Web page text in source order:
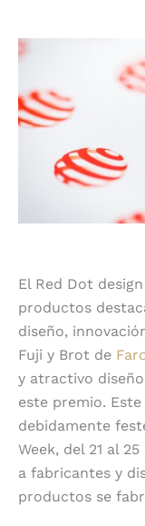
El Red Dot
productos
diseño,
Fuji y Brot de
y atractivo
este premio.
debidamente
Week, del 21 al
a fabricantes y
productos se